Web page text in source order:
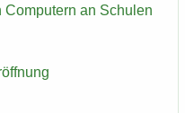
Com­pu­tern an Schu­len